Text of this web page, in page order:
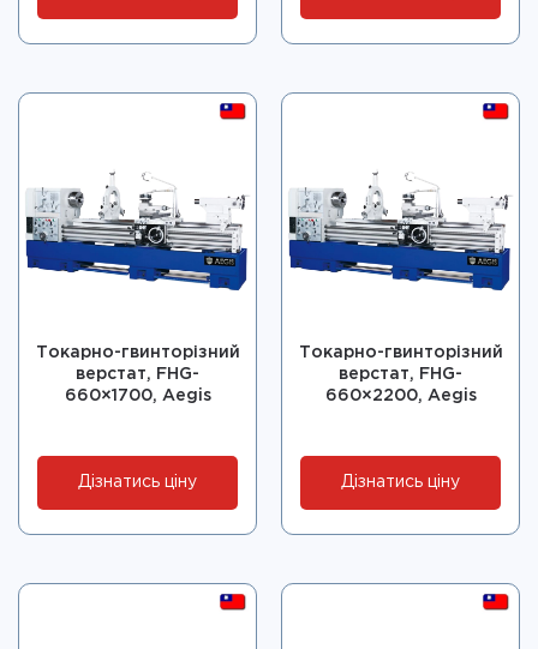
Токарно-гвинторізний
верстат, FHG-
660×1700, Aegis
Дізнатись ціну
Токарно-гвинторізний
верстат, FHG-
660×2200, Aegis
Дізнатись ціну